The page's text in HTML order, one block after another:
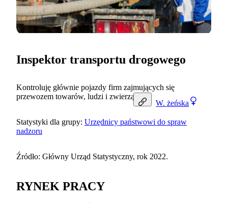
W. żeńska
Inspektor transportu drogowego
Kontroluję głównie pojazdy firm zajmujących się
przewozem towarów, ludzi i zwierząt.
Statystyki dla grupy: Urzędnicy państwowi do spraw
nadzoru
Źródło: Główny Urząd Statystyczny, rok 2022.
RYNEK PRACY